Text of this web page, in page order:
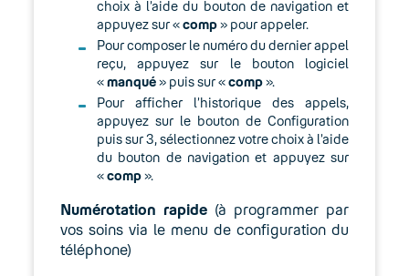
choix à l’aide du bouton de navigation et
appuyez sur «comp» pour appeler.
Pour composer le numéro du dernier appel
reçu, appuyez sur le bouton logiciel
«manqué» puis sur «comp».
Pour afficher l’historique des appels,
appuyez sur le bouton de Configuration
puis sur 3, sélectionnez votre choix à l’aide
du bouton de navigation et appuyez sur
«comp».
Numérotation rapide(à programmer par
vos soins via le menu de configuration du
téléphone)